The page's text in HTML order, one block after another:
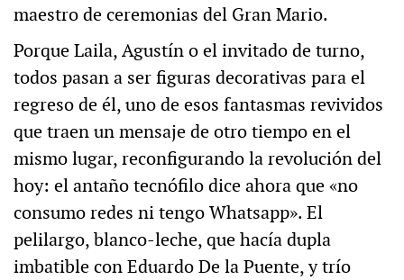
maestro de ceremonias del Gran Mario.
Porque Laila, Agustín o el invitado de turno,
todos pasan a ser figuras decorativas para el
regreso de él, uno de esos fantasmas revividos
que traen un mensaje de otro tiempo en el
mismo lugar, reconfigurando la revolución del
hoy: el antaño tecnófilo dice ahora que «no
consumo redes ni tengo Whatsapp». El
pelilargo, blanco-leche, que hacía dupla
imbatible con Eduardo De la Puente, y trío